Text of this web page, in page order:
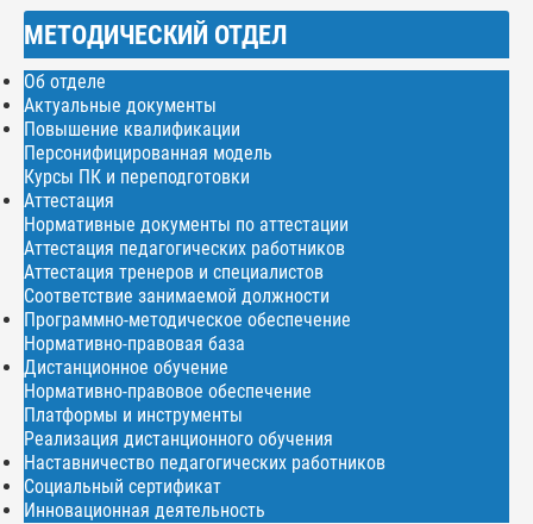
МЕТОДИЧЕСКИЙ ОТДЕЛ
Об отделе
Актуальные документы
Повышение квалификации
Персонифицированная модель
Курсы ПК и переподготовки
Аттестация
Нормативные документы по аттестации
Аттестация педагогических работников
Аттестация тренеров и специалистов
Соответствие занимаемой должности
Программно-методическое обеспечение
Нормативно-правовая база
Дистанционное обучение
Нормативно-правовое обеспечение
Платформы и инструменты
Реализация дистанционного обучения
Наставничество педагогических работников
Социальный сертификат
Инновационная деятельность